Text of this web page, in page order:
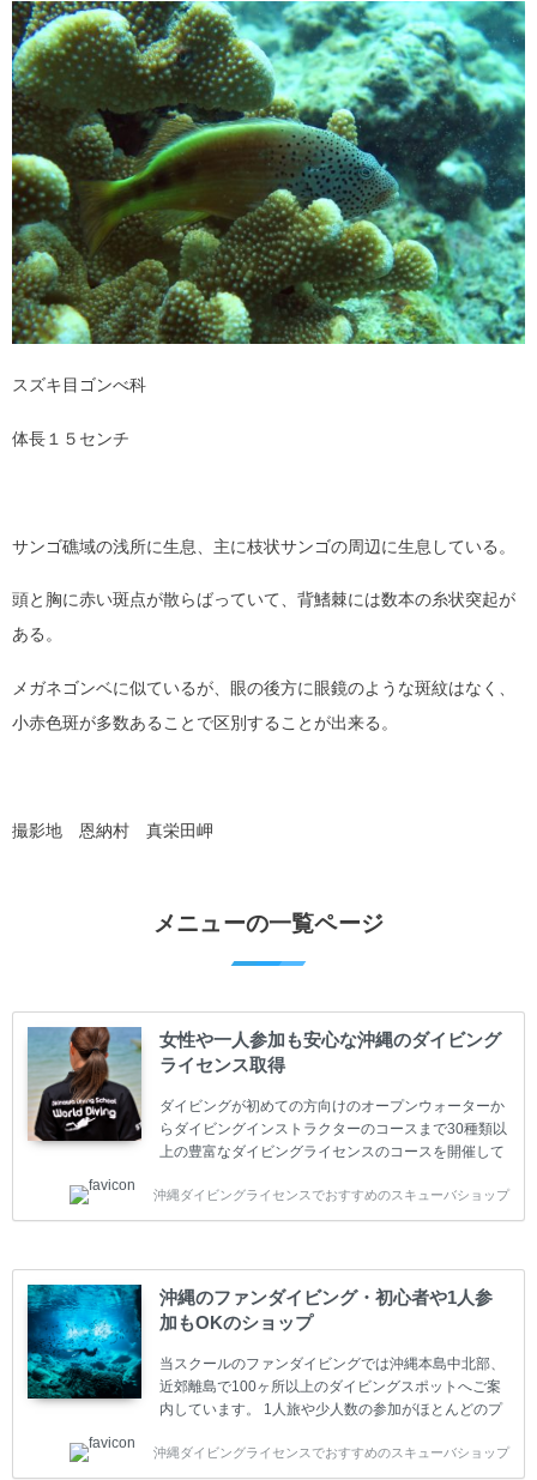
スズキ目ゴンべ科
体長１５センチ
サンゴ礁域の浅所に生息、主に枝状サンゴの周辺に生息している。
頭と胸に赤い斑点が散らばっていて、背鰭棘には数本の糸状突起が
ある。
メガネゴンベに似ているが、眼の後方に眼鏡のような斑紋はなく、
小赤色斑が多数あることで区別することが出来る。
撮影地 恩納村 真栄田岬
メニューの一覧ページ
女性や一人参加も安心な沖縄のダイビング
ライセンス取得
ダイビングが初めての方向けのオープンウォーターか
らダイビングインストラクターのコースまで30種類以
上の豊富なダイビングライセンスのコースを開催して
(TEC)のコースもご用意しています。 当スクールを受
講するお客様は一人参加などの少人数のご参加が最も
スクールです。各種ダイビングライセンス取得コース
は年間を通じてキャンペーンを行っています。 ベーシ
ックダイバー(Cカード) 1日間+eラーニング 最安値キ
ャンペーン ￥22800(税込) ￥16800(税込) 器材 / 送
迎 / 保険 / 全て込み ダイビング...
沖縄ダイビングライセンスでおすすめのスキューバショップ
沖縄のファンダイビング・初心者や1人参
加もOKのショップ
当スクールのファンダイビングでは沖縄本島中北部、
近郊離島で100ヶ所以上のダイビングスポットへご案
内しています。 1人旅や少人数の参加がほとんどのプ
の方も安心して楽しめるようにリフレッシュダイビン
沖縄ダイビングライセンスでおすすめのスキューバショップ